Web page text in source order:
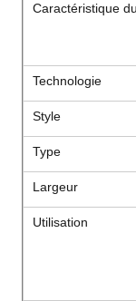
Caractéristique
Technologie
Style
Type
Largeur
Utilisation